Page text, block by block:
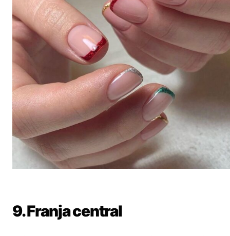
9. Franja central